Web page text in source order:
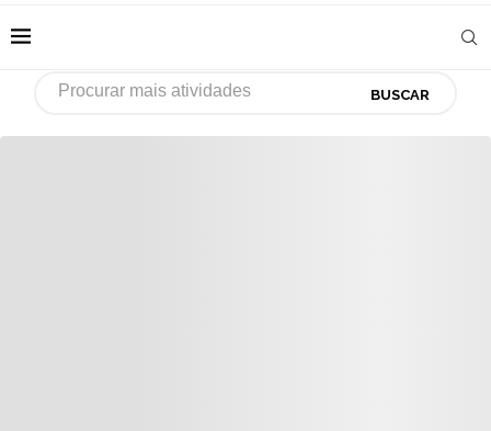
BUSCAR